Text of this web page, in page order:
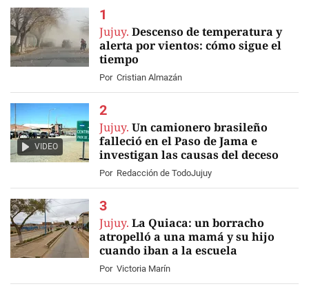
Jujuy. Descenso de temperatura y
alerta por vientos: cómo sigue el
tiempo
Por Cristian Almazán
VIDEO
Jujuy. Un camionero brasileño
falleció en el Paso de Jama e
investigan las causas del deceso
Por Redacción de TodoJujuy
Jujuy. La Quiaca: un borracho
atropelló a una mamá y su hijo
cuando iban a la escuela
Por Victoria Marín